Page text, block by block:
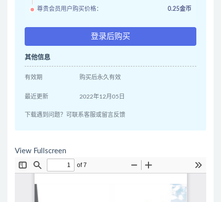
尊贵会员用户购买价格： 0.25金币
登录后购买
其他信息
有效期 购买后永久有效
最近更新 2022年12月05日
下载遇到问题？可联系客服或留言反馈
View Fullscreen